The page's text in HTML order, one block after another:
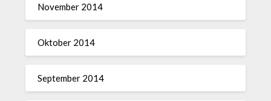
November 2014
Oktober 2014
September 2014